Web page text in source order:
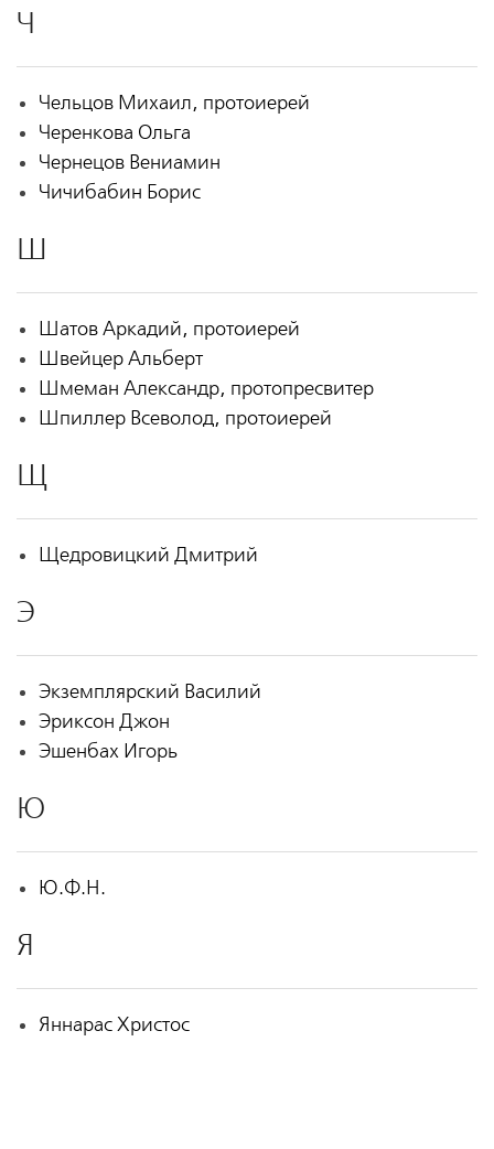
Ч
Чельцов Михаил, протоиерей
Черенкова Ольга
Чернецов Вениамин
Чичибабин Борис
Ш
Шатов Аркадий, протоиерей
Швейцер Альберт
Шмеман Александр, протопресвитер
Шпиллер Всеволод, протоиерей
Щ
Щедровицкий Дмитрий
Э
Экземплярский Василий
Эриксон Джон
Эшенбах Игорь
Ю
Ю.Ф.Н.
Я
Яннарас Христос